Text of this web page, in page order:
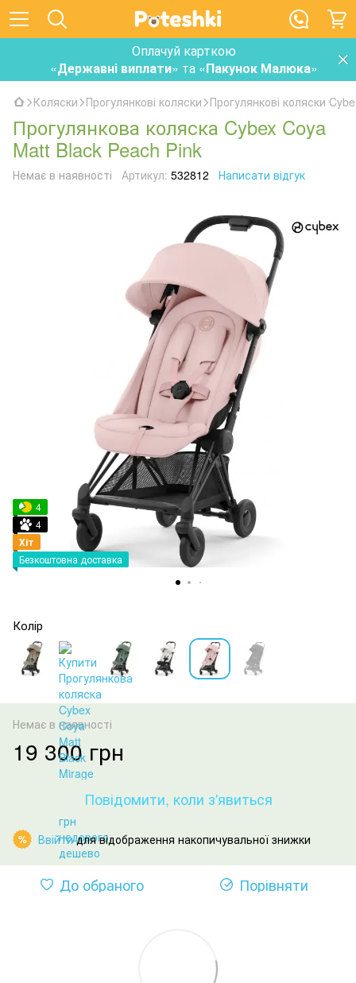
Оплачуй карткою
«Державні виплати» та «Пакунок Малюка»
Коляски Прогулянкові коляски Прогулянкові коляски
Прогулянкова коляска Cybex Coya
Matt Black Peach Pink
Немає в наявності Артикул: 532812 Написати відгук
4
4
Хіт
Безкоштовна доставка
Колір
Немає в наявності
19 300 грн
Повідомити, коли з'явиться
% Ввійтидля відображення накопичувальної знижки
До обраного Порівняти